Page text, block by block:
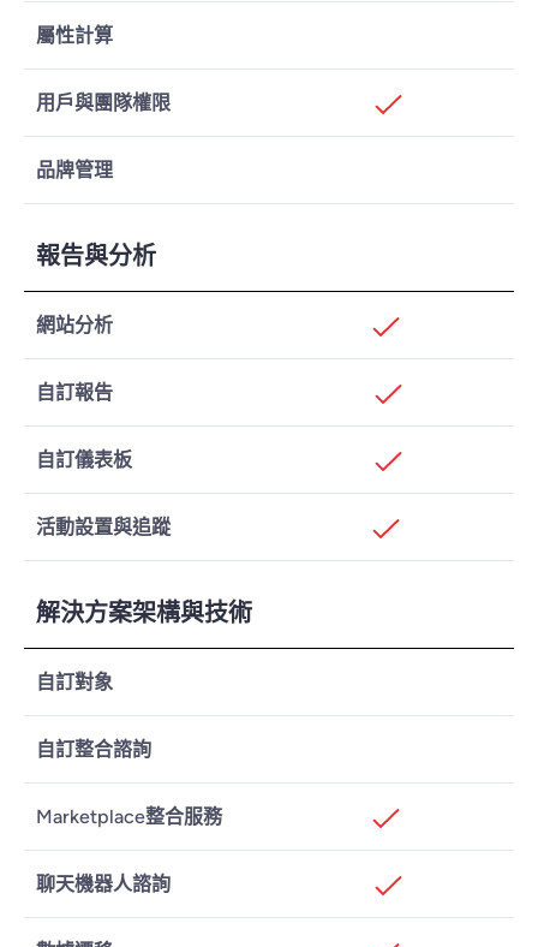
屬性計算
用戶與團隊權限
品牌管理
報告與分析
網站分析
自訂報告
自訂儀表板
活動設置與追蹤
解決方案架構與技術
自訂對象
自訂整合諮詢
Marketplace整合服務
聊天機器人諮詢